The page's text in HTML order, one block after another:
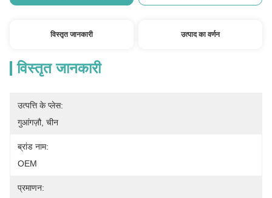
विस्तृत जानकारी उत्पाद का वर्णन
विस्तृत जानकारी
उत्पत्ति के प्लेस:
गुआंगज़ौ, चीन
ब्रांड नाम:
OEM
प्रमाणन: